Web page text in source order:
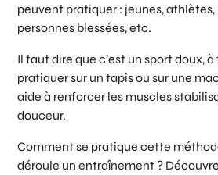
peuvent pratiquer : jeunes, athlètes,
personnes blessées, etc.
Il faut dire que c’est un sport doux,
pratiquer sur un tapis ou sur une
aide à renforcer les muscles
douceur.
Comment se pratique cette
déroule un entraînement ?